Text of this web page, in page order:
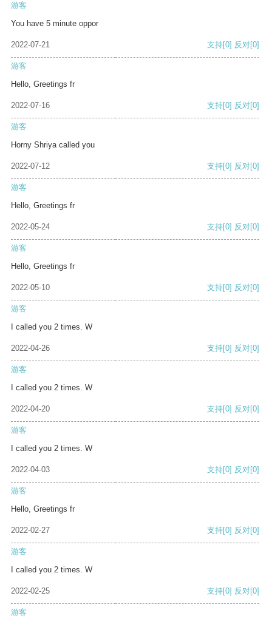
游客
You have 5 minute oppor
2022-07-21 支持[0] 反对[0]
游客
Hello, Greetings fr
2022-07-16 支持[0] 反对[0]
游客
Horny Shriya called you
2022-07-12 支持[0] 反对[0]
游客
Hello, Greetings fr
2022-05-24 支持[0] 反对[0]
游客
Hello, Greetings fr
2022-05-10 支持[0] 反对[0]
游客
I called you 2 times. W
2022-04-26 支持[0] 反对[0]
游客
I called you 2 times. W
2022-04-20 支持[0] 反对[0]
游客
I called you 2 times. W
2022-04-03 支持[0] 反对[0]
游客
Hello, Greetings fr
2022-02-27 支持[0] 反对[0]
游客
I called you 2 times. W
2022-02-25 支持[0] 反对[0]
游客